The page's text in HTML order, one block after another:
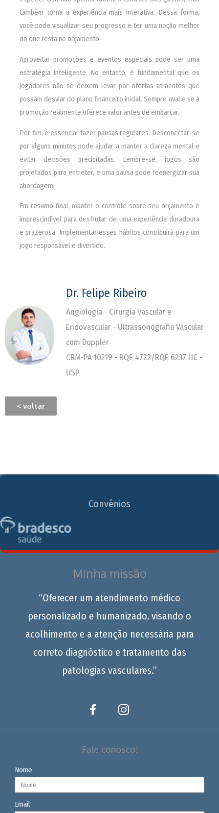
também torna a experiência mais interativa. Dessa forma,
você pode visualizar seu progresso e ter uma noção melhor
do que resta no orçamento.
Aproveitar promoções e eventos especiais pode ser uma
estratégia inteligente. No entanto, é fundamental que os
jogadores não se deixem levar por ofertas atraentes que
possam desviar do plano financeiro inicial. Sempre avalie se a
promoção realmente oferece valor antes de embarcar.
Por fim, é essencial fazer pausas regulares. Desconectar-se
por alguns minutos pode ajudar a manter a clareza mental e
evitar decisões precipitadas. Lembre-se, jogos são
projetados para entreter, e uma pausa pode reenergizar sua
abordagem.
Em resumo final, manter o controle sobre seu orçamento é
imprescindível para desfrutar de uma experiência duradoura
e prazerosa. Implementar esses hábitos contribuirá para um
jogo responsável e divertido.
Dr. Felipe Ribeiro
Angiologia - Cirurgia Vascular e
Endovascular - Ultrassonografia Vascular
com Doppler
CRM-PA 10219 - RQE 4722/RQE 6237 HC -
USP
< voltar
Convênios
Minha missão
“Oferecer um atendimento médico
personalizado e humanizado, visando o
acolhimento e a atenção necessária para
correto diagnóstico e tratamento das
patologias vasculares.”
Fale conosco:
Nome
Email